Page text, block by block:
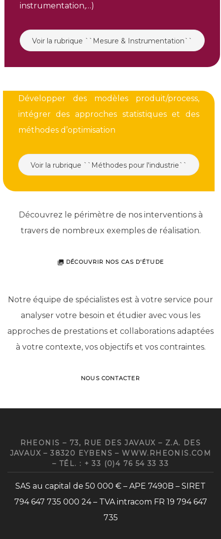
instrumentation,…)
Voir la rubrique ``Mesure & Instrumentation``
Développer des modèles produit/process,
intégrer des approches statistiques et des
méthodes d’optimisation
Voir la rubrique ``Méthodes pour l'industrie``
Découvrez le périmètre de nos interventions à
travers de nombreux exemples de réalisation.
DÉCOUVRIR NOS CAS D'ÉTUDE
Notre équipe de spécialistes est à votre service pour
analyser votre besoin et étudier avec vous les
approches de prestations et collaborations adaptées
à votre contexte, vos objectifs et vos contraintes.
NOUS CONTACTER
RHEONIS – 73, RUE DES JAVAUX – Z.A. DES
JAVAUX – 38320 EYBENS – WWW.RHEONIS.COM
– TÉL. : + 33 (0)4 76 54 33 33
SAS au capital de 50 000 € – APE 7490B – SIRET
794 647 735 000 24 – TVA intracom FR 19 794 647
735